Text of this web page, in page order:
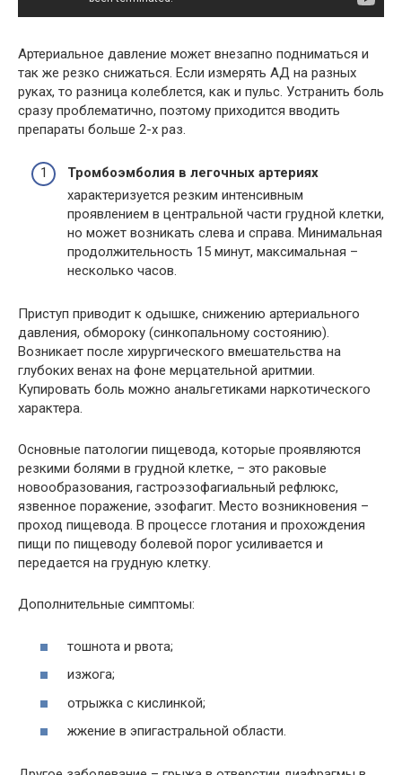
Артериальное давление может внезапно подниматься и
так же резко снижаться. Если измерять АД на разных
руках, то разница колеблется, как и пульс. Устранить боль
сразу проблематично, поэтому приходится вводить
препараты больше 2-х раз.
Тромбоэмболия в легочных артериях
характеризуется резким интенсивным
проявлением в центральной части грудной клетки,
но может возникать слева и справа. Минимальная
продолжительность 15 минут, максимальная –
несколько часов.
Приступ приводит к одышке, снижению артериального
давления, обмороку (синкопальному состоянию).
Возникает после хирургического вмешательства на
глубоких венах на фоне мерцательной аритмии.
Купировать боль можно анальгетиками наркотического
характера.
Основные патологии пищевода, которые проявляются
резкими болями в грудной клетке, – это раковые
новообразования, гастроэзофагиальный рефлюкс,
язвенное поражение, эзофагит. Место возникновения –
проход пищевода. В процессе глотания и прохождения
пищи по пищеводу болевой порог усиливается и
передается на грудную клетку.
Дополнительные симптомы:
тошнота и рвота;
изжога;
отрыжка с кислинкой;
жжение в эпигастральной области.